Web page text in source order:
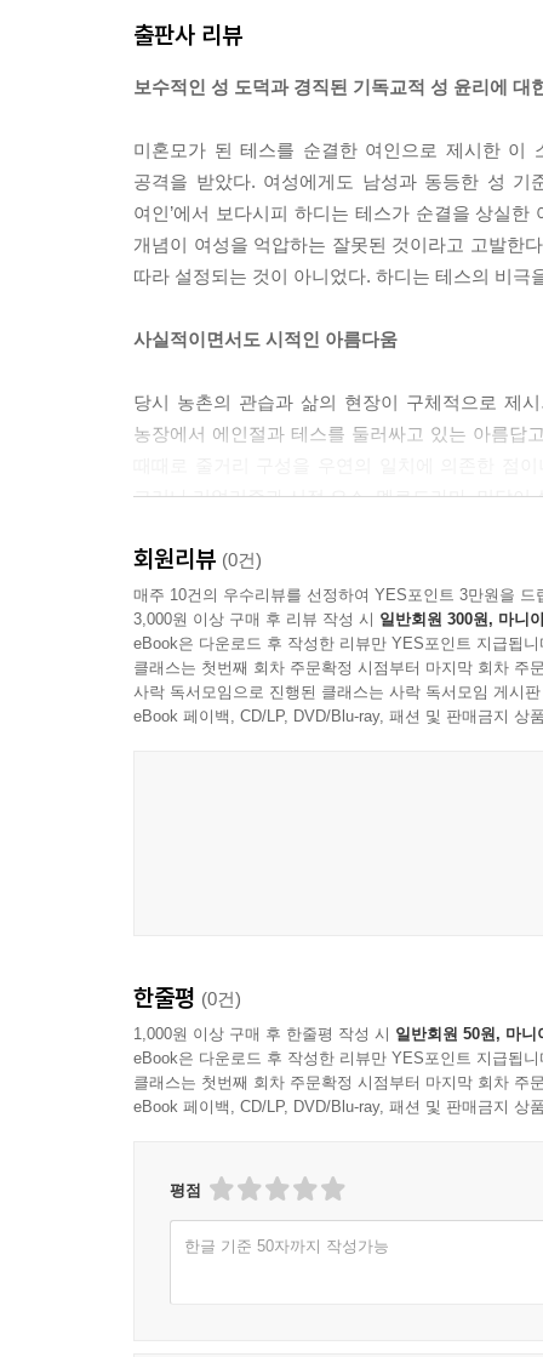
“그럼 누구인가요?”
깥을 내다보며 이렇게 말했다. “저 바깥은 모든 게
그도 밖을 내다보았다. 테스의 말이 사실이었다.
--- 본문 중에서
출판사 리뷰
보수적인 성 도덕과 경직된 기독교적 성 윤리에 대
미혼모가 된 테스를 순결한 여인으로 제시한 이
공격을 받았다. 여성에게도 남성과 동등한 성 기
여인’에서 보다시피 하디는 테스가 순결을 상실
개념이 여성을 억압하는 잘못된 것이라고 고발한
따라 설정되는 것이 아니었다. 하디는 테스의 비
사실적이면서도 시적인 아름다움
당시 농촌의 관습과 삶의 현장이 구체적으로 제
농장에서 에인절과 테스를 둘러싸고 있는 아름답
그러나 리얼리즘과 시적 요소, 멜로드라마, 민담
회원리뷰 (0건)
매주 10건의 우수리뷰를 선정하여 YES포인트 3만원을 드
3,000원 이상 구매 후 리뷰 작성 시 일반회원 300원, 마니
eBook은 다운로드 후 작성한 리뷰만 YES포인트 지급됩니
클래스는 첫번째 회차 주문확정 시점부터 마지막 회차 주
사락 독서모임으로 진행된 클래스는 사락 독서모임 게시
eBook 페이백, CD/LP, DVD/Blu-ray, 패션 및 판매금지 상
한줄평 (0건)
1,000원 이상 구매 후 한줄평 작성 시 일반회원 50원, 마니
eBook은 다운로드 후 작성한 리뷰만 YES포인트 지급됩니
클래스는 첫번째 회차 주문확정 시점부터 마지막 회차 주
eBook 페이백, CD/LP, DVD/Blu-ray, 패션 및 판매금지 상
평점
한글 기준 50자까지 작성가능